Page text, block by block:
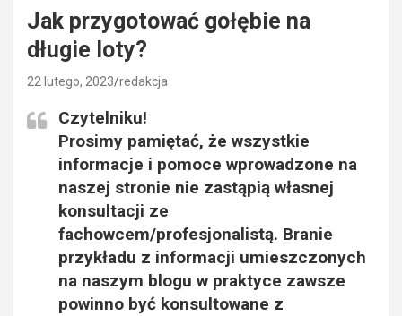
Jak przygotować gołębie na
długie loty?
22 lutego, 2023 redakcja
Czytelniku!
Prosimy pamiętać, że wszystkie
informacje i pomoce wprowadzone na
naszej stronie nie zastąpią własnej
konsultacji ze
fachowcem/profesjonalistą. Branie
przykładu z informacji umieszczonych
na naszym blogu w praktyce zawsze
powinno być konsultowane z